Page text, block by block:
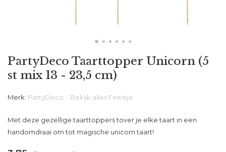
PartyDeco Taarttopper Unicorn (5
st mix 13 - 23,5 cm)
Merk: PartyDeco Bekijk alles Feestje
Met deze gezellige taarttoppers tover je elke taart in een
handomdraai om tot magische unicorn taart!